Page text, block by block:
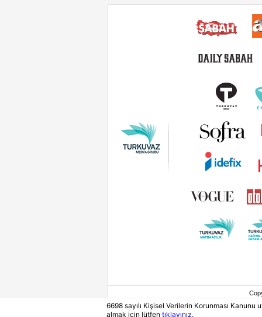
6698 sayılı Kişisel Verilerin Korunması
almak için lütfen tıklayınız.